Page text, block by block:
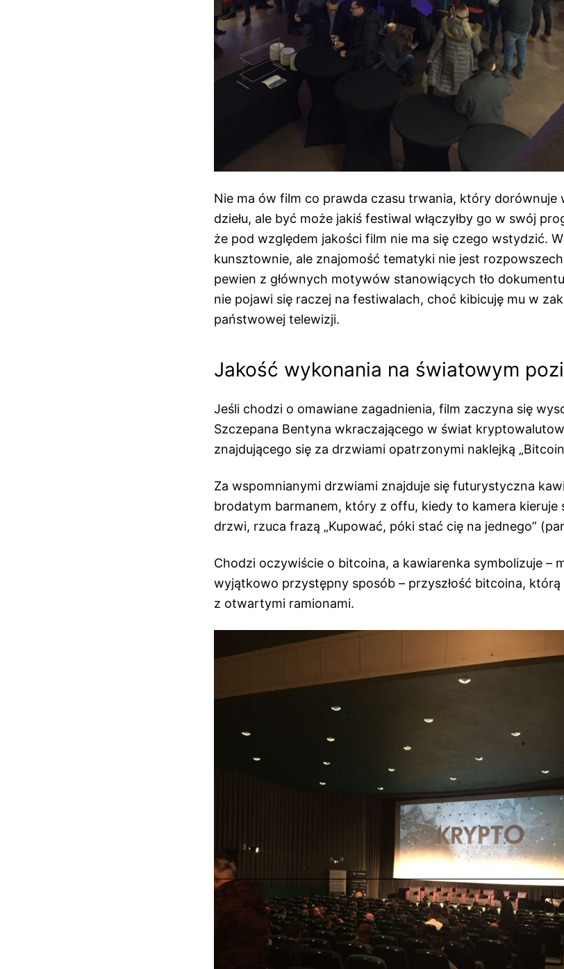
Nie ma ów film co prawda czasu trwania, który dorównuje
dziełu, ale być może jakiś festiwal włączyłby go w swój
że pod względem jakości film nie ma się czego wstydzić.
kunsztownie, ale znajomość tematyki nie jest
pewien z głównych motywów stanowiących tło
nie pojawi się raczej na festiwalach, choć kibicuję mu w
państwowej telewizji.
Jakość wykonania na światowym
Jeśli chodzi o omawiane zagadnienia, film zaczyna się
Szczepana Bentyna wkraczającego w świat
znajdującego się za drzwiami opatrzonymi naklejką
Za wspomnianymi drzwiami znajduje się futurystyczna
brodatym barmanem, który z offu, kiedy to kamera kieruje
drzwi, rzuca frazą „Kupować, póki stać cię na jednego”
Chodzi oczywiście o bitcoina, a kawiarenka symbolizuje –
wyjątkowo przystępny sposób – przyszłość bitcoina,
z otwartymi ramionami.